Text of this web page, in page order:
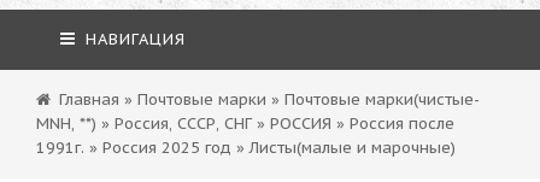
НАВИГАЦИЯ
Главная » Почтовые марки » Почтовые марки(чистые-
MNH, **) » Россия, СССР, СНГ » РОССИЯ » Россия после
1991г. » Россия 2025 год » Листы(малые и марочные)